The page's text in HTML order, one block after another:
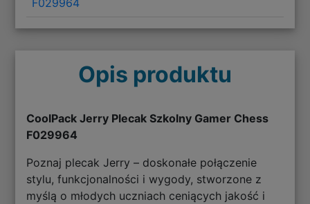
Opis produktu
CoolPack Jerry Plecak Szkolny Gamer Chess
F029964
Poznaj plecak Jerry – doskonałe połączenie
stylu, funkcjonalności i wygody, stworzone z
myślą o młodych uczniach ceniących jakość i